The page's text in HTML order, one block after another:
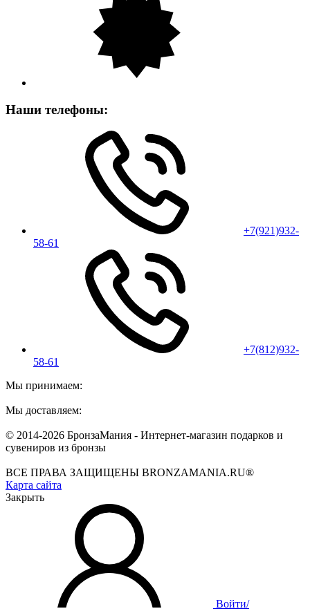
Наши телефоны:
+7(921)932-
58-61
+7(812)932-
58-61
Мы принимаем:
Мы доставляем:
© 2014-2026 БронзаМания - Интернет-магазин подарков и
сувениров из бронзы
ВСЕ ПРАВА ЗАЩИЩЕНЫ BRONZAMANIA.RU®
Карта сайта
Закрыть
Войти/